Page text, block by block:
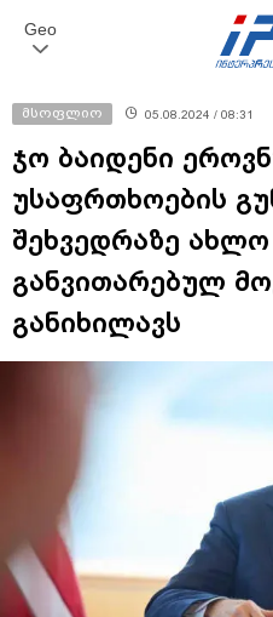
Geo
მსოფლიო 05.08.2024 / 08:31
ჯო ბაიდენი
უსაფრთხოების
შეხვედრაზე
განვითარებულ
განიხილავს